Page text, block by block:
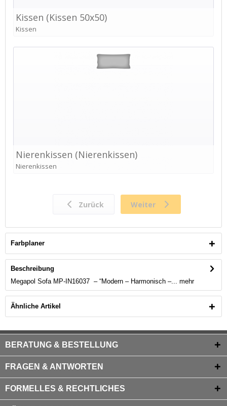
Farbplaner
Beschreibung
Megapol Sofa MP-IN16037 – “Modern – Harmonisch –... mehr
Ähnliche Artikel
BERATUNG & BESTELLUNG
FRAGEN & ANTWORTEN
FORMELLES & RECHTLICHES